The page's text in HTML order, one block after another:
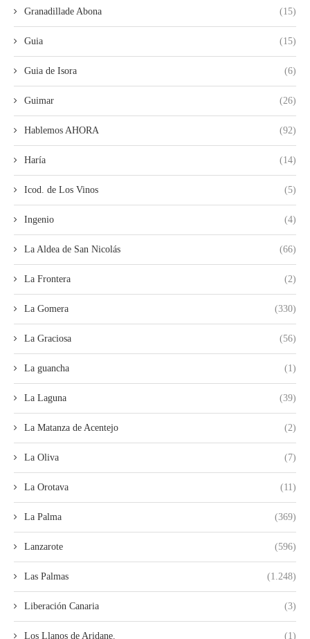
Granadillade Abona (15)
Guia (15)
Guia de Isora (6)
Guimar (26)
Hablemos AHORA (92)
Haría (14)
Icod. de Los Vinos (5)
Ingenio (4)
La Aldea de San Nicolás (66)
La Frontera (2)
La Gomera (330)
La Graciosa (56)
La guancha (1)
La Laguna (39)
La Matanza de Acentejo (2)
La Oliva (7)
La Orotava (11)
La Palma (369)
Lanzarote (596)
Las Palmas (1.248)
Liberación Canaria (3)
Los Llanos de Aridane. (1)